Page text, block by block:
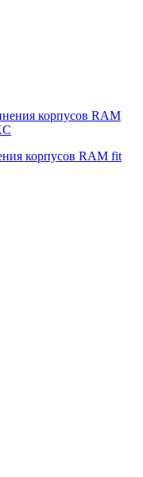
корпусов RAM fit